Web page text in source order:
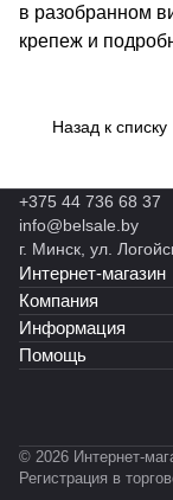
в разобранном
крепеж и
Назад к списку
+375 44 736 68 37
info@belsale.by
г. Минск, ул.
Интернет-магазин
Компания
Информация
Помощь
© 2026 Интернет-
Регистрация в